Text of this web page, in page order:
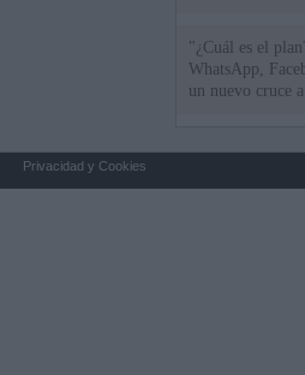
"¿Cuál es el
WhatsApp,
un nuevo cruce
Privacidad y Cookies